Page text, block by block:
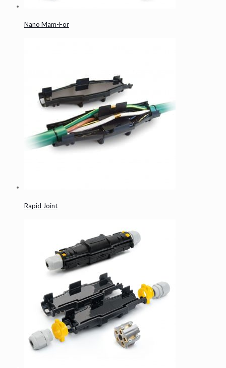
Nano Mam-For
Rapid Joint